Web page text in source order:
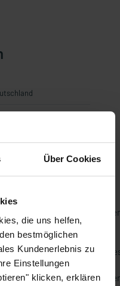
Über Cookies
die uns helfen,
bestmöglichen
Kundenerlebnis zu
Einstellungen
klicken, erklären
Präzision ideal in
einsetzbar.
den Neigungswinkel
damit zuverlässig
und Bewegung der